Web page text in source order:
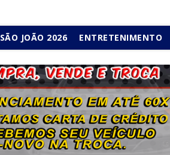
SÃO JOÃO 2026 ENTRETENIMENTO